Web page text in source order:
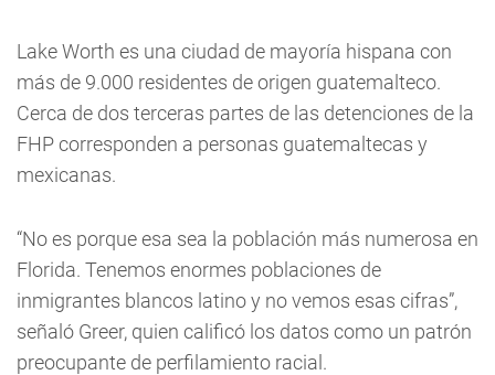
Lake Worth es una ciudad de mayoría hispana con
más de 9.000 residentes de origen guatemalteco.
Cerca de dos terceras partes de las detenciones de la
FHP corresponden a personas guatemaltecas y
mexicanas.
“No es porque esa sea la población más numerosa en
Florida. Tenemos enormes poblaciones de
inmigrantes blancos latino y no vemos esas cifras”,
señaló Greer, quien calificó los datos como un patrón
preocupante de perfilamiento racial.